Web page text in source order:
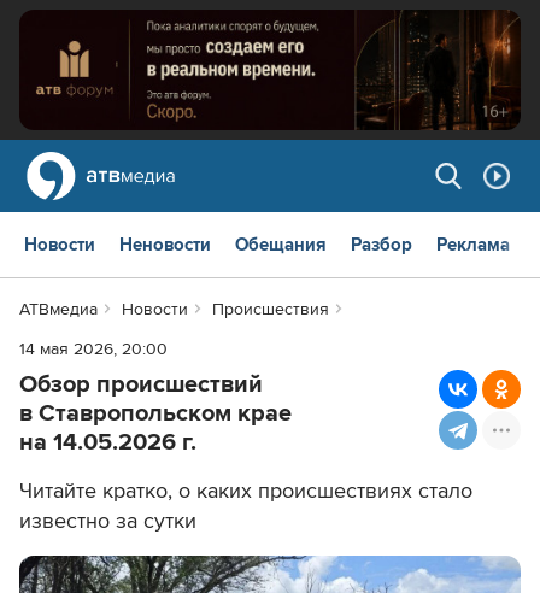
Новости Неновости Обещания Разбор Реклама
АТВмедиа Новости
Происшествия
14 мая 2026, 20:00
Обзор происшествий
в Ставропольском крае
на 14.05.2026 г.
Читайте кратко, о каких происшествиях стало
известно за сутки